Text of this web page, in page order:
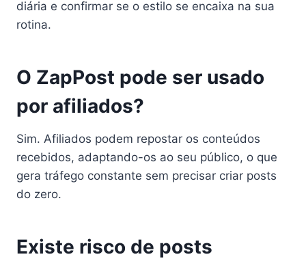
diária e confirmar se o estilo se encaixa na sua
rotina.
O ZapPost pode ser usado
por afiliados?
Sim. Afiliados podem repostar os conteúdos
recebidos, adaptando-os ao seu público, o que
gera tráfego constante sem precisar criar posts
do zero.
Existe risco de posts